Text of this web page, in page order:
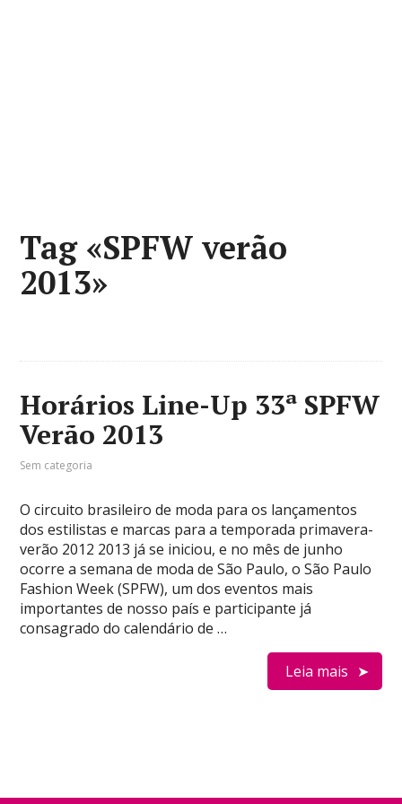
Tag «SPFW verão
2013»
Horários Line-Up 33ª SPFW
Verão 2013
Sem categoria
O circuito brasileiro de moda para os lançamentos
dos estilistas e marcas para a temporada primavera-
verão 2012 2013 já se iniciou, e no mês de junho
ocorre a semana de moda de São Paulo, o São Paulo
Fashion Week (SPFW), um dos eventos mais
importantes de nosso país e participante já
consagrado do calendário de …
Leia mais